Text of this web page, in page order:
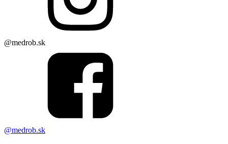
@medrob.sk
@medrob.sk